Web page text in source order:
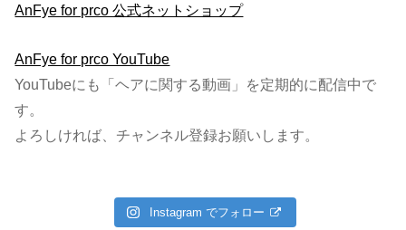
AnFye for prco 公式ネットショップ
AnFye for prco YouTube
YouTubeにも「ヘアに関する動画」を定期的に配信中で
す。
よろしければ、チャンネル登録お願いします。
Instagram でフォロー